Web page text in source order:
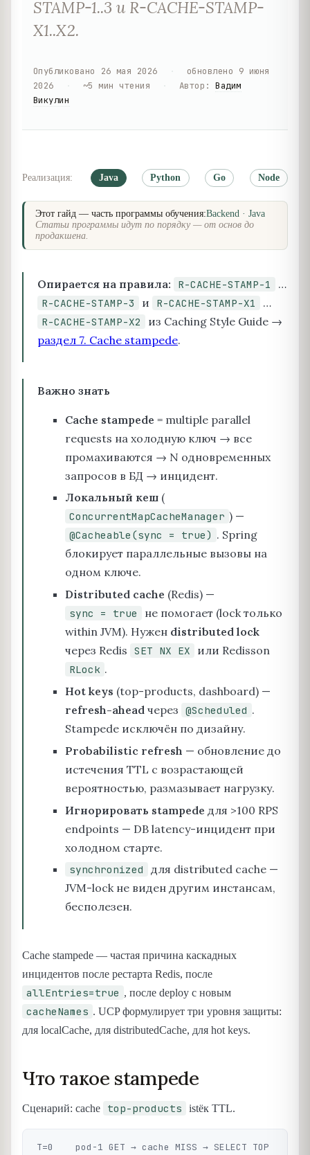
STAMP-1..3 и R-CACHE-STAMP-
X1..X2.
Опубликовано 26 мая 2026 обновлено 9 июня
2026
~5 мин чтения Автор :Вадим
Викулин
Реализация: Java Python Go Node
Этот гайд — часть программы обучения:Backend · Java
Статьи программы идут по порядку — от основ до
продакшена.
Опирается на правила: R-CACHE-STAMP-1 …
R-CACHE-STAMP-3 и R-CACHE-STAMP-X1 …
R-CACHE-STAMP-X2
из Caching Style Guide →
раздел 7. Cache stampede.
Важно знать
Cache stampede = multiple parallel
requests на холодную ключ → все
промахиваются → N одновременных
запросов в БД → инцидент.
Локальный кеш (
ConcurrentMapCacheManager ) —
@Cacheable(sync = true) . Spring
блокирует параллельные вызовы на
одном ключе.
Distributed cache (Redis) —
sync = true
не помогает (lock только
within JVM). Нужен distributed lock
через Redis SET NX EX или Redisson
RLock .
Hot keys (top-products, dashboard) —
refresh-ahead через @Scheduled .
Stampede исключён по дизайну.
Probabilistic refresh — обновление до
истечения TTL с возрастающей
вероятностью, размазывает нагрузку.
Игнорировать stampede для >100 RPS
endpoints — DB latency-инцидент при
холодном старте.
synchronized
для distributed cache —
JVM-lock не виден другим инстансам,
бесполезен.
Cache stampede — частая причина каскадных
инцидентов после рестарта Redis, после
allEntries=true , после deploy с новым
cacheNames . UCP формулирует три уровня защиты:
для localCache, для distributedCache, для hot keys.
Что такое stampede
Сценарий: cache top-products istёк TTL.
T=0    pod-1 GET → cache MISS → SELECT TOP